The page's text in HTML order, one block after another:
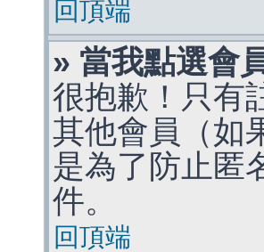
回頂端
» 當我點選會
很抱歉！只有
其他會員（如
是為了防止匿
件。
回頂端